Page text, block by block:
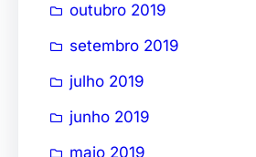
outubro 2019
setembro 2019
julho 2019
junho 2019
maio 2019